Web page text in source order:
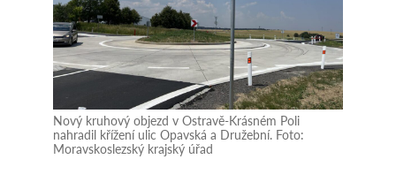
Nový kruhový objezd v Ostravě‑Krásném Poli
nahradil křížení ulic Opavská a Družební. Foto:
Moravskoslezský krajský úřad